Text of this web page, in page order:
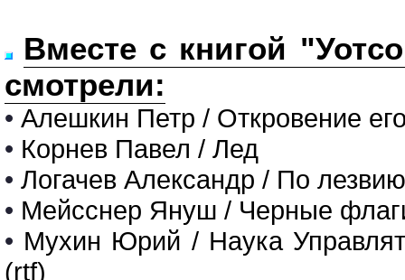
Вместе с книгой
смотрели:
• Алешкин Петр / Откровение
• Корнев Павел / Лед
• Логачев Александр / По
• Мейсснер Януш / Черные
• Мухин Юрий / Наука
(rtf)